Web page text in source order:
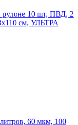
рулоне 10 шт, ПВД, 2
см, УЛЬТРА
60 мкм, 100